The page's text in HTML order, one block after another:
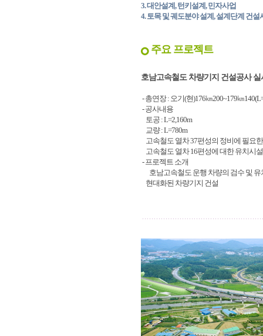
3. 대안설계, 턴키설계, 민자사업
4. 토목 및 궤도분야 설계, 설계단계 건
주요 프로젝트
호남고속철도 차량기지 건설공사 실
- 총연장 : 오기(현)176㎞200~179㎞
- 공사내용
토공 : L=2,160m
교량 : L=780m
고속철도 열차 37편성의 정비에 필요
고속철도 열차 16편성에 대한 유치시
- 프로젝트 소개
호남고속철도 운행 차량의 검수 및 유
현대화된 차량기지 건설